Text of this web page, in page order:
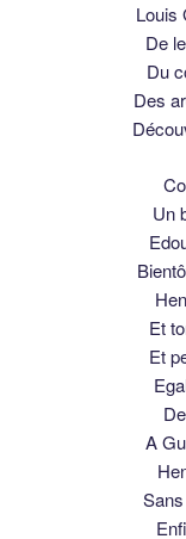
Louis
De
Du
Des
Un
Et
Et
A